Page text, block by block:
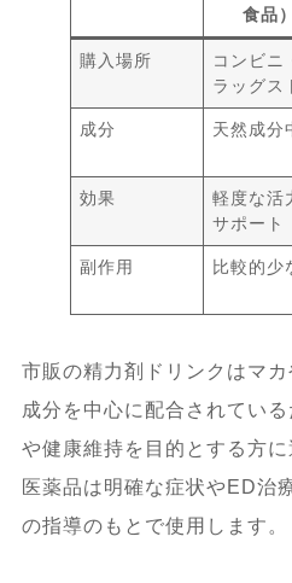
食品）
購入場所
コンビニ
ラッグス
成分 天然成分
効果
軽度な活
サポート
副作用 比較的少
市販の精力剤ドリンクはマ
成分を中心に配合されてい
や健康維持を目的とする方に
医薬品は明確な症状やED治
の指導のもとで使用します。